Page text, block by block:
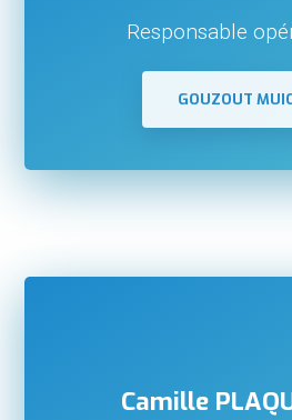
Responsable
GOUZOUT
Camille